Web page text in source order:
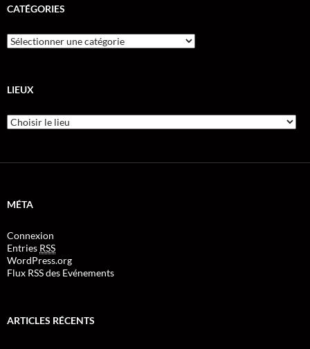
CATÉGORIES
LIEUX
MÉTA
Connexion
Entries RSS
WordPress.org
Flux RSS des Evénements
ARTICLES RÉCENTS